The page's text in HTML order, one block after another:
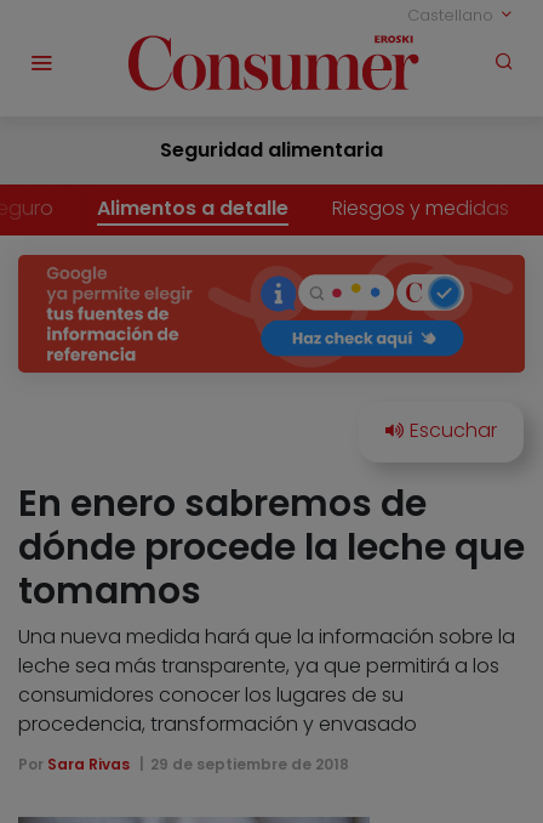
Castellano
Seguridad alimentaria
Alimentos a detalle Riesgos y medidas
En enero sabremos de
dónde procede la leche que
tomamos
Una nueva medida hará que la información sobre la
leche sea más transparente, ya que permitirá a los
consumidores conocer los lugares de su
procedencia, transformación y envasado
Por Sara Rivas 29 de septiembre de 2018